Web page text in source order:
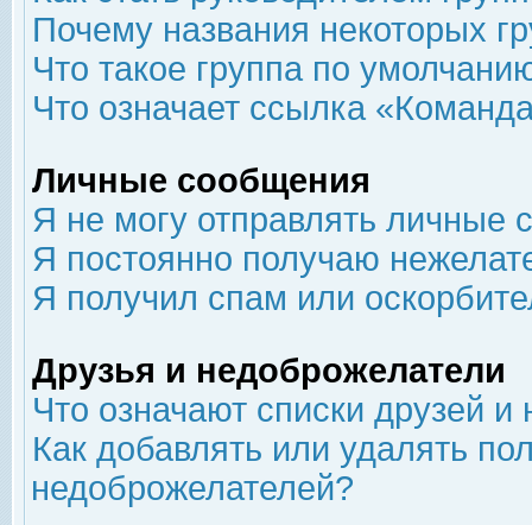
Почему названия некоторых
Что такое группа по
Что означает ссылка
Личные сообщения
Я не могу отправлять личные
Я постоянно получаю
Я получил спам или
Друзья и недоброжелатели
Что означают списки друзей
Как добавлять или удалять
недоброжелателей?